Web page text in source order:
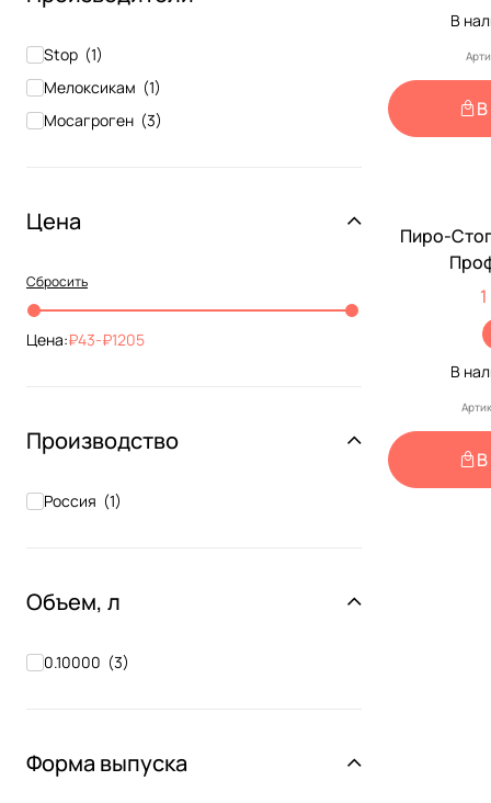
Stop (1)
Мелоксикам (1)
Мосагроген (3)
Цена
Сбросить
Цена: 43- 1205
Производство
Россия (1)
Объем, л
0.10000 (3)
Форма выпуска
В
По
Пиро-Стоп Для
В